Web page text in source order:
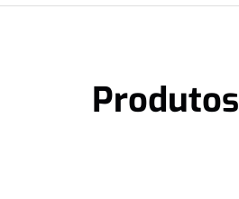
Produtos